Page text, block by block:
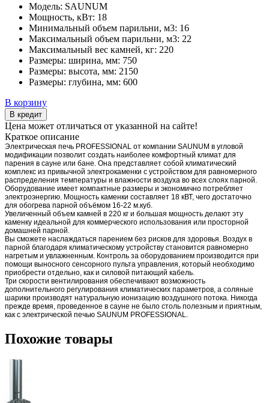
Модель: SAUNUM
Мощность, кВт: 18
Минимальный объем парильни, м3: 16
Максимальный объем парильни, м3: 22
Максимальный вес камней, кг: 220
Размеры: ширина, мм: 750
Размеры: высота, мм: 2150
Размеры: глубина, мм: 600
В корзину
В кредит
Цена может отличаться от указанной на сайте!
Краткое описание
Электрическая печь PROFESSIONAL от компании SAUNUM в угловой
модификации позволит создать наиболее комфортный климат для
парения в сауне или бане. Она представляет собой климатический
комплекс из привычной электрокаменки с устройством для равномерного
распределения температуры и влажности воздуха во всех слоях парной.
Оборудование имеет компактные размеры и экономично потребляет
электроэнергию. Мощность каменки составляет 18 кВТ, чего достаточно
для обогрева парной объёмом 16-22 м.куб.
Увеличенный объем камней в 220 кг и большая мощность делают эту
каменку идеальной для коммерческого использования или просторной
домашней парной.
Вы сможете наслаждаться парением без рисков для здоровья. Воздух в
парной благодаря климатическому устройству становится равномерно
нагретым и увлажненным. Контроль за оборудованием производится при
помощи выносного сенсорного пульта управления, который необходимо
приобрести отдельно, как и силовой питающий кабель.
Три скорости вентилирования обеспечивают возможность
дополнительного регулирования климатических параметров, а соляные
шарики производят натуральную ионизацию воздушного потока. Никогда
прежде время, проведенное в сауне не было столь полезным и приятным,
как с электрической печью SAUNUM PROFESSIONAL.
Похожие товары